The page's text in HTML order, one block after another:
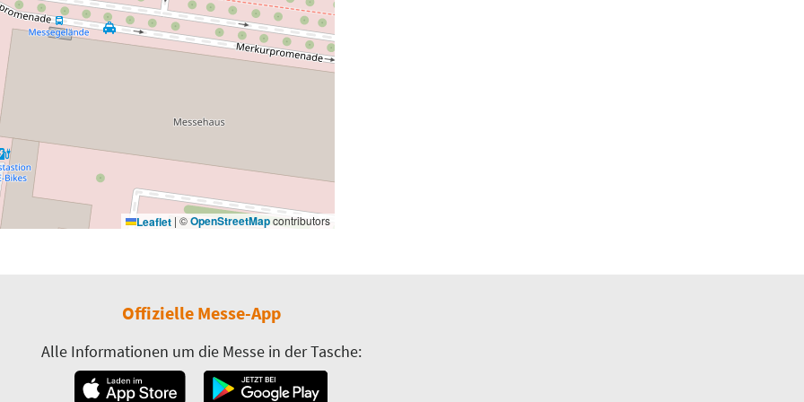
Leaflet | ©OpenStreetMapcontributors
Offizielle Messe-App
Alle Informationen um die Messe in der Tasche: